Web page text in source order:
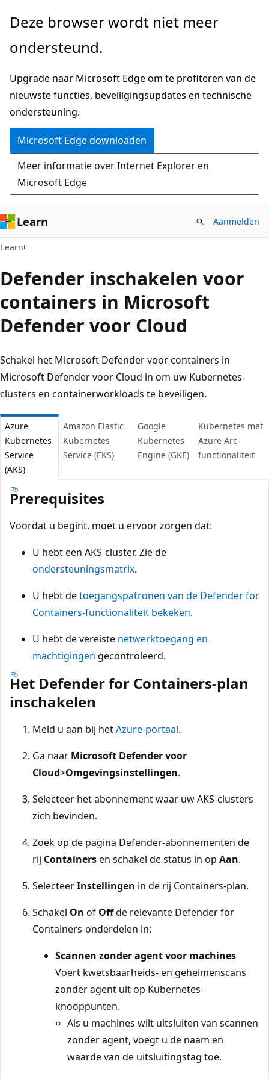
Naar
gaan
Deze browser wordt niet meer
ondersteund.
Upgrade naar Microsoft Edge om te profiteren van de
nieuwste functies, beveiligingsupdates en technische
ondersteuning.
Microsoft Edge downloaden
Meer informatie over Internet Explorer en
Microsoft Edge
Learn Aanmelden
Learn
Defender inschakelen voor
containers in Microsoft
Defender voor Cloud
Schakel het Microsoft Defender voor containers in
Microsoft Defender voor Cloud in om uw Kubernetes-
clusters en containerworkloads te beveiligen.
Azure
Kubernetes
Service
(AKS)
Amazon Elastic
Kubernetes
Service (EKS)
Google
Kubernetes
Engine (GKE)
Kubernetes met
Azure Arc-
functionaliteit
Prerequisites
Voordat u begint, moet u ervoor zorgen dat:
U hebt een AKS-cluster. Zie de
ondersteuningsmatrix.
U hebt detoegangspatronen van de Defender for
Containers-functionaliteit bekeken.
U hebt de vereiste netwerktoegang en
machtigingen gecontroleerd.
Het Defender for Containers-plan
inschakelen
Meld u aan bij hetAzure-portaal.
Ga naar Microsoft Defender voor
Cloud>Omgevingsinstellingen.
Selecteer het abonnement waar uw AKS-clusters
zich bevinden.
Zoek op de pagina Defender-abonnementen de
rij Containersen schakel de status in op Aan.
SelecteerInstellingen in de rij Containers-plan.
Schakel On of Offde relevante Defender for
Containers-onderdelen in:
Scannen zonder agent voor machines
Voert kwetsbaarheids- en geheimenscans
zonder agent uit op Kubernetes-
knooppunten.
Als u machines wilt uitsluiten van scannen
zonder agent, voegt u de naam en
waarde van de uitsluitingstag toe.